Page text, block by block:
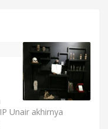
Unair akhirnya